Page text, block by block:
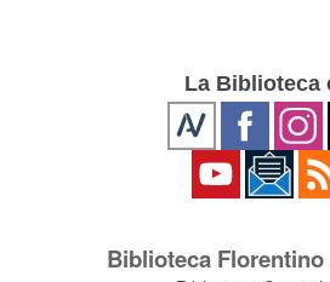
La Biblioteca
Biblioteca